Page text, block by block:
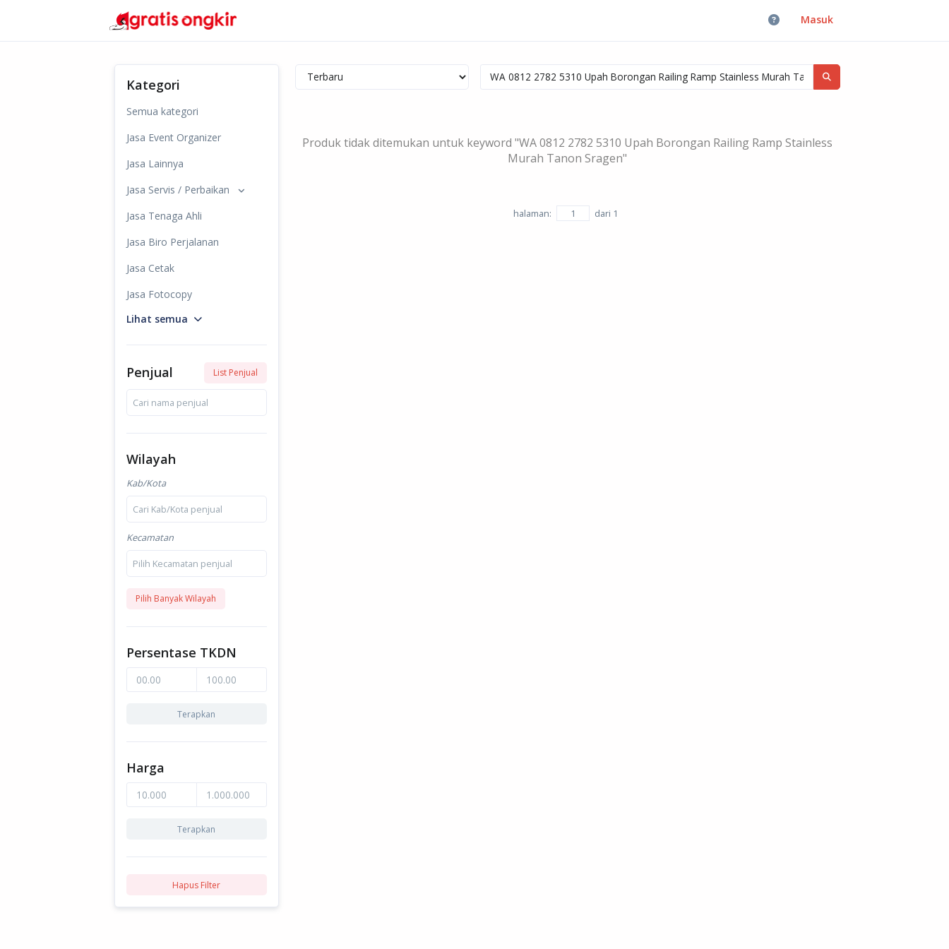
Masuk
Kategori
Semua kategori
Jasa Event Organizer
Jasa Lainnya
Jasa Servis / Perbaikan
Jasa Tenaga Ahli
Jasa Biro Perjalanan
Jasa Cetak
Jasa Fotocopy
Lihat semua
Penjual List Penjual
Cari nama penjual
Wilayah
Kab/Kota
Cari Kab/Kota penjual
Kecamatan
Pilih Kecamatan penjual
Pilih Banyak Wilayah
Persentase TKDN
Terapkan
Harga
Terapkan
Hapus Filter
Produk tidak ditemukan untuk keyword "WA 0812 2782 5310 Upah Borongan Railing Ramp Stainless
Murah Tanon Sragen"
halaman: dari 1